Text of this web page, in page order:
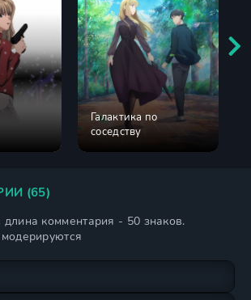
Галактика по
соседству
(65)
комментария - 50 знаков.